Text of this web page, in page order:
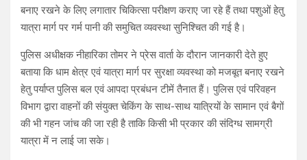
बनाए रखने के लिए लगातार चिकित्सा परीक्षण कराए जा रहे हैं तथा पशुओं हेतु
यात्रा मार्ग पर गर्म पानी की समुचित व्यवस्था सुनिश्चित की गई है।
पुलिस अधीक्षक नीहारिका तोमर ने प्रेस वार्ता के दौरान जानकारी देते हुए
बताया कि धाम क्षेत्र एवं यात्रा मार्ग पर सुरक्षा व्यवस्था को मजबूत बनाए रखने
हेतु पर्याप्त पुलिस बल एवं आपदा प्रबंधन टीमें तैनात हैं। पुलिस एवं परिवहन
विभाग द्वारा वाहनों की संयुक्त चेकिंग के साथ-साथ यात्रियों के सामान एवं बैगों
की भी गहन जांच की जा रही है ताकि किसी भी प्रकार की संदिग्ध सामग्री
यात्रा में न लाई जा सके।